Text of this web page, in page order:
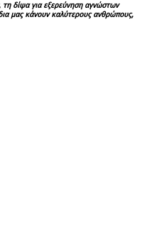
δίψα για εξερεύνηση αγνώστων
μας κάνουν καλύτερους ανθρώπους,